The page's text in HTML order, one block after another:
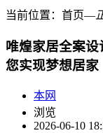
当前位置： 首页―
唯煌家居全案
您实现梦想居家
本网
浏览
2026-06-10